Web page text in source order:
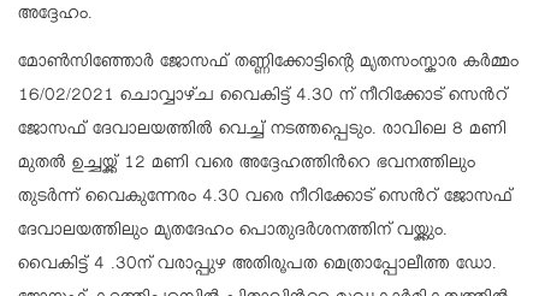
അദ്ദേഹം.
മോൺസിഞ്ഞോർ ജോസഫ് തണ്ണിക്കോട്ടിന്റെ മൃതസംസ്കാര കർമ്മം
16/02/2021 ചൊവ്വാഴ്ച വൈകിട്ട് 4.30 ന് നീറിക്കോട് സെൻറ്
ജോസഫ് ദേവാലയത്തിൽ വെച്ച് നടത്തപ്പെടും. രാവിലെ 8 മണി
മുതൽ ഉച്ചയ്ക്ക് 12 മണി വരെ അദ്ദേഹത്തിൻറെ ഭവനത്തിലും
തുടർന്ന് വൈകുന്നേരം 4.30 വരെ നീറിക്കോട് സെൻറ് ജോസഫ്
ദേവാലയത്തിലും മൃതദേഹം പൊതുദർശനത്തിന് വയ്ക്കും.
വൈകിട്ട് 4 .30ന് വരാപ്പുഴ അതിരൂപത മെത്രാപ്പോലീത്ത ഡോ.